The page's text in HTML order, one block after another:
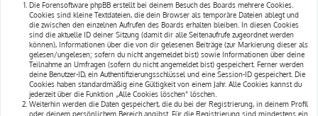
Die Forensoftware phpBB erstellt bei deinem Besuch des Boards mehrere Cookies.
Cookies sind kleine Textdateien, die dein Browser als temporäre Dateien ablegt und
die zwischen den einzelnen Aufrufen des Boards erhalten bleiben. In diesen Cookies
sind die aktuelle ID deiner Sitzung (damit dir alle Seitenaufrufe zugeordnet werden
können), Informationen über die von dir gelesenen Beiträge (zur Markierung dieser als
gelesen/ungelesen; sofern du nicht angemeldet bist) sowie Informationen über deine
Teilnahme an Umfragen (sofern du nicht angemeldet bist) gespeichert. Ferner werden
deine Benutzer-ID, ein Authentifizierungsschlüssel und eine Session-ID gespeichert. Die
Cookies haben standardmäßig eine Gültigkeit von einem Jahr. Alle Cookies kannst du
jederzeit über die Funktion „Alle Cookies löschen“ löschen.
Weiterhin werden die Daten gespeichert, die du bei der Registrierung, in deinem Profil
oder deinem persönlichem Bereich angibst. Für die Registrierung sind mindestens ein